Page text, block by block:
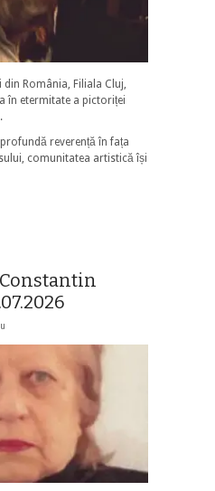
România, Filiala Cluj,
în etermitate a pictoriței
reverență în fața
comunitatea artistică își